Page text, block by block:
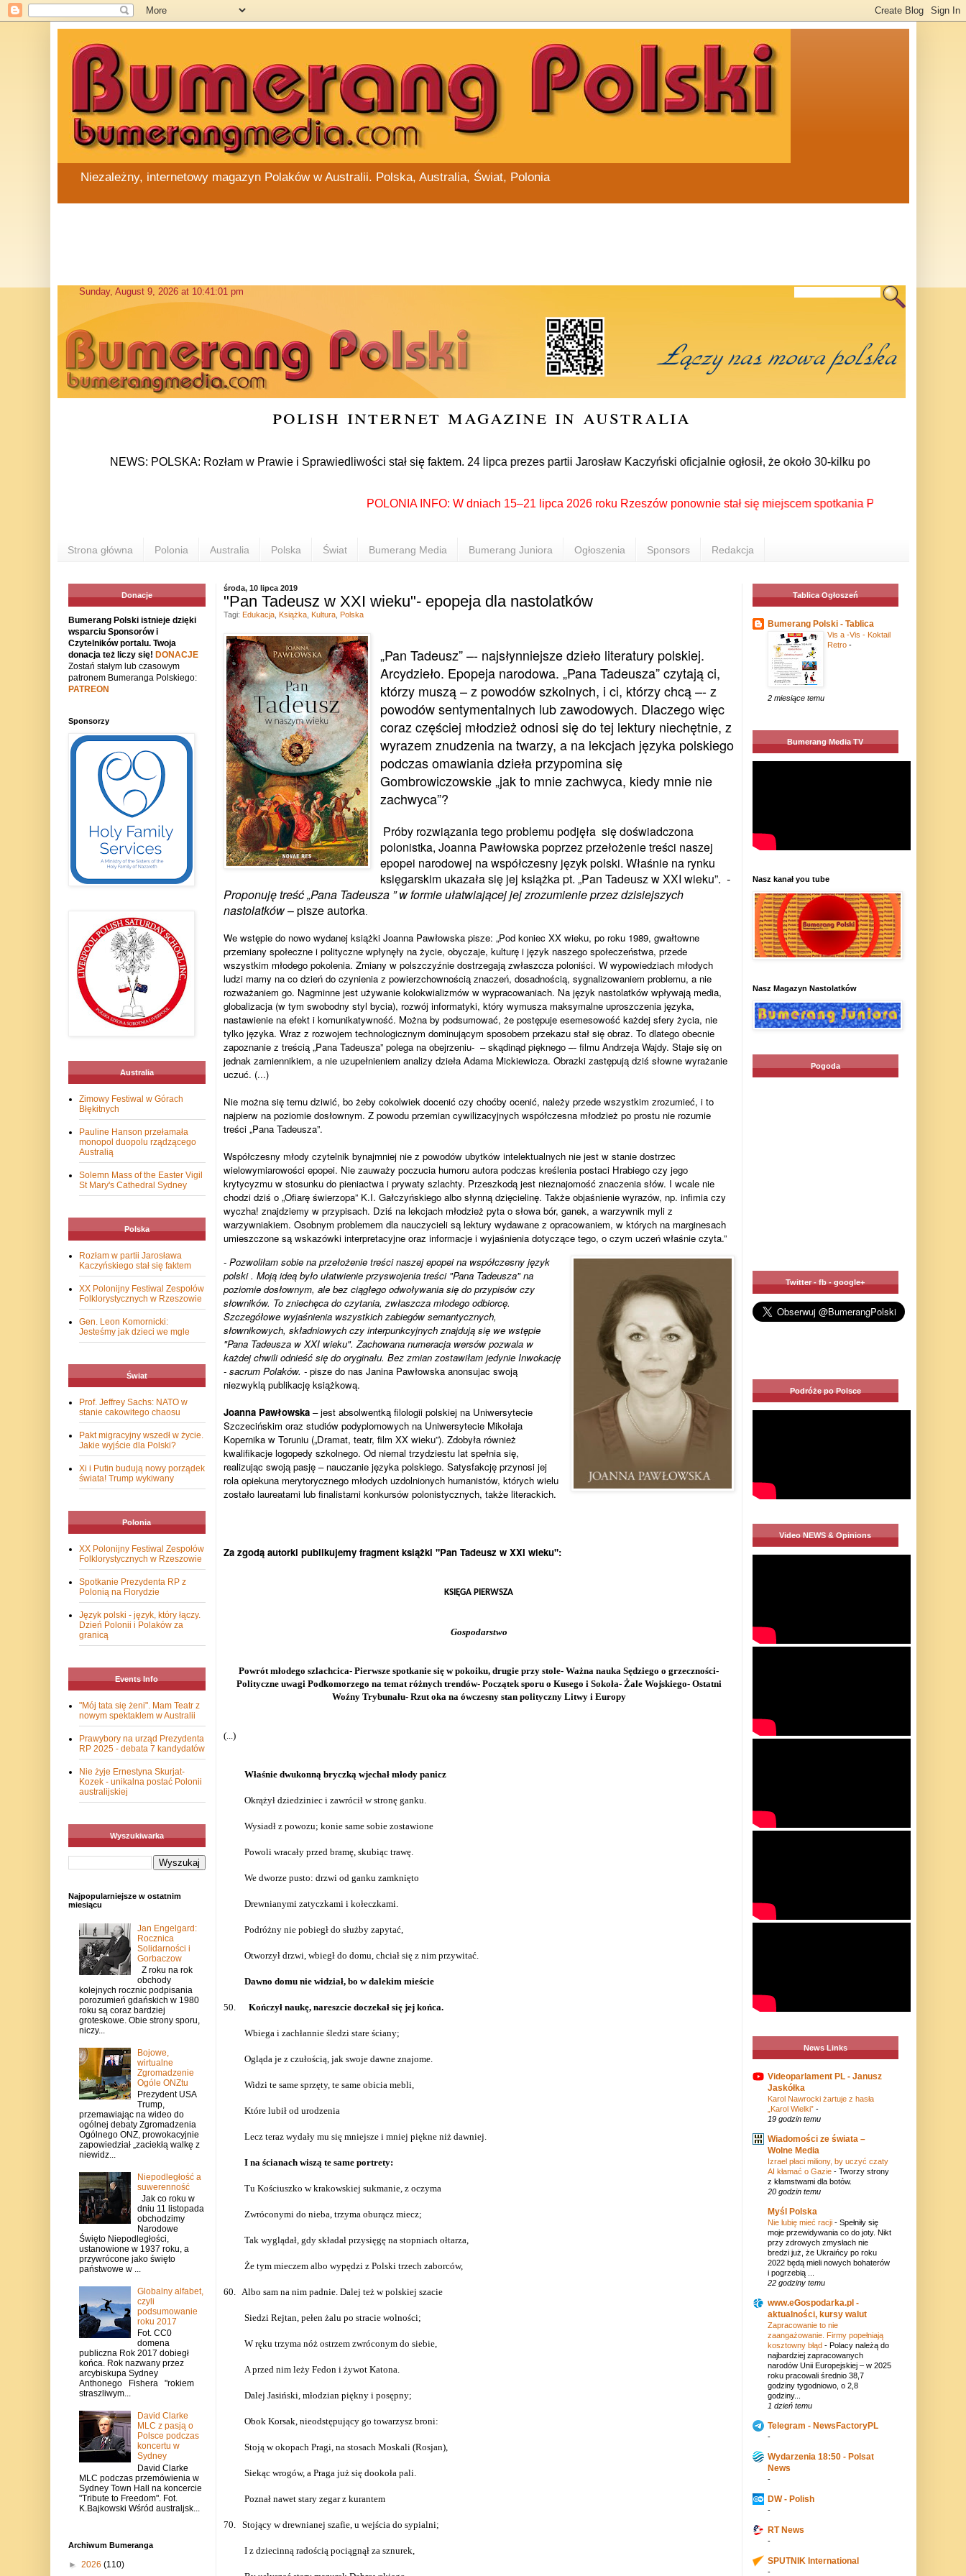
Niezależny, internetowy magazyn Polaków w Australii. Polska, Australia, Świat, Polonia
polish internet magazine in australia
NEWS: POLSKA: Rozłam w Prawie i Sprawiedliwości stał się faktem. 24 lipca prezes partii Jarosław Kaczyński oficjalnie ogłosił, że około 30-kilku posłów
POLONIA INFO: W dniach 15–21 lipca 2026 roku Rzeszów ponownie stał się miejscem spotkania Polonii z całego
Strona główna Polonia Australia Polska Świat Bumerang Media Bumerang Juniora Ogłoszenia Sponsors Redakcja
środa, 10 lipca 2019
"Pan Tadeusz w XXI wieku"- epopeja dla nastolatków
„Pan Tadeusz” –- najsłynniejsze dzieło literatury polskiej.
Arcydzieło. Epopeja narodowa. „Pana Tadeusza” czytają ci,
którzy muszą – z powodów szkolnych, i ci, którzy chcą –- z
powodów sentymentalnych lub zawodowych. Dlaczego więc
coraz częściej młodzież odnosi się do tej lektury niechętnie, z
wyrazem znudzenia na twarzy, a na lekcjach języka polskiego
podczas omawiania dzieła przypomina się
Gombrowiczowskie „jak to mnie zachwyca, kiedy mnie nie
zachwyca”?
Próby rozwiązania tego problemu podjęła się doświadczona
polonistka, Joanna Pawłowska poprzez przełożenie treści naszej
epopei narodowej na współczesny język polski. Właśnie na rynku
księgarskim ukazała się jej książka pt. „Pan Tadeusz w XXI wieku”. -
Proponuję treść „Pana Tadeusza ” w formie ułatwiającej jej zrozumienie przez dzisiejszych
nastolatków– pisze autorka.
We wstępie do nowo wydanej książki Joanna Pawłowska pisze: „Pod koniec XX wieku, po roku 1989, gwałtowne
przemiany społeczne i polityczne wpłynęły na życie, obyczaje, kulturę i język naszego społeczeństwa, przede
wszystkim młodego pokolenia. Zmiany w polszczyźnie dostrzegają zwłaszcza poloniści. W wypowiedziach młodych
ludzi mamy na co dzień do czynienia z powierzchownością znaczeń, dosadnością, sygnalizowaniem problemu, a nie
rozważaniem go. Nagminne jest używanie kolokwializmów w wypracowaniach. Na język nastolatków wpływają media,
globalizacja (w tym swobodny styl bycia), rozwój informatyki, który wymusza maksymalne uproszczenia języka,
nastawienie na efekt i komunikatywność. Można by podsumować, że postępuje esemesowość każdej sfery życia, nie
tylko języka. Wraz z rozwojem technologicznym dominującym sposobem przekazu stał się obraz. To dlatego obecnie
zapoznanie z treścią „Pana Tadeusza” polega na obejrzeniu- – skądinąd pięknego –- filmu Andrzeja Wajdy. Staje się on
jednak zamiennikiem, a nie uzupełnieniem analizy dzieła Adama Mickiewicza. Obrazki zastępują dziś słowne wyrażanie
uczuć. (...)
Nie można się temu dziwić, bo żeby cokolwiek docenić czy choćby ocenić, należy przede wszystkim zrozumieć, i to
najpierw na poziomie dosłownym. Z powodu przemian cywilizacyjnych współczesna młodzież po prostu nie rozumie
treści „Pana Tadeusza”.
Współczesny młody czytelnik bynajmniej nie z powodów ubytków intelektualnych nie jest w stanie dostrzec
wielowymiarowości epopei. Nie zauważy poczucia humoru autora podczas kreślenia postaci Hrabiego czy jego
krytycyzmu w stosunku do pieniactwa i prywaty szlachty. Przeszkodą jest nieznajomość znaczenia słów. I wcale nie
chodzi dziś o „Ofiarę świerzopa” K.I. Gałczyńskiego albo słynną dzięcielinę. Także objaśnienie wyrazów, np. infimia czy
wyczha! znajdziemy w przypisach. Dziś na lekcjach młodzież pyta o słowa bór, ganek, a warzywnik myli z
warzywniakiem. Osobnym problemem dla nauczycieli są lektury wydawane z opracowaniem, w których na marginesach
umieszczone są wskazówki interpretacyjne oraz informacje i wyjaśnienia dotyczące tego, o czym uczeń właśnie czyta.”
- Pozwoliłam sobie na przełożenie treści naszej epopei na współczesny język
polski . Moją ideą było ułatwienie przyswojenia treści "Pana Tadeusza" na
poziomie dosłownym, ale bez ciągłego odwoływania się do przypisów czy
słowników. To zniechęca do czytania, zwłaszcza młodego odbiorcę.
Szczegółowe wyjaśnienia wszystkich zabiegów semantycznych,
słownikowych, składniowych czy interpunkcyjnych znajdują się we wstępie
"Pana Tadeusza w XXI wieku". Zachowana numeracja wersów pozwala w
każdej chwili odnieść się do oryginału. Bez zmian zostawiłam jedynie Inwokację
- sacrum Polaków. -pisze do nas Janina Pawłowska anonsujac swoją
niezwyklą publikację książkową.
Joanna Pawłowska– jest absolwentką filologii polskiej na Uniwersytecie
Szczecińskim oraz studiów podyplomowych na Uniwersytecie Mikołaja
Kopernika w Toruniu („Dramat, teatr, film XX wieku”). Zdobyła również
kwalifikacje logopedy szkolnego. Od niemal trzydziestu lat spełnia się,
realizując swoją pasję – nauczanie języka polskiego. Satysfakcję przynosi jej
rola opiekuna merytorycznego młodych uzdolnionych humanistów, których wielu
zostało laureatami lub finalistami konkursów polonistycznych, także literackich.
Za zgodą autorki publikujemy fragment książki "Pan Tadeusz w XXI wieku":
KSIĘGA PIERWSZA
Gospodarstwo
Powrót młodego szlachcica- Pierwsze spotkanie się w pokoiku, drugie przy stole- Ważna nauka Sędziego o grzeczności-
Polityczne uwagi Podkomorzego na temat różnych trendów- Początek sporu o Kusego i Sokoła- Żale Wojskiego- Ostatni
Woźny Trybunału- Rzut oka na ówczesny stan polityczny Litwy i Europy
(...)
Właśnie dwukonną bryczką wjechał młody panicz
Okrążył dziedziniec i zawrócił w stronę ganku.
Wysiadł z powozu; konie same sobie zostawione
Powoli wracały przed bramę, skubiąc trawę.
We dworze pusto: drzwi od ganku zamknięto
Drewnianymi zatyczkami i kołeczkami.
Podróżny nie pobiegł do służby zapytać,
Otworzył drzwi, wbiegł do domu, chciał się z nim przywitać.
Dawno domu nie widział, bo w dalekim mieście
50. Kończył naukę, nareszcie doczekał się jej końca.
Wbiega i zachłannie śledzi stare ściany;
Ogląda je z czułością, jak swoje dawne znajome.
Widzi te same sprzęty, te same obicia mebli,
Które lubił od urodzenia
Lecz teraz wydały mu się mniejsze i mniej piękne niż dawniej.
I na ścianach wiszą te same portrety:
Tu Kościuszko w krakowskiej sukmanie, z oczyma
Zwróconymi do nieba, trzyma oburącz miecz;
Tak wyglądał, gdy składał przysięgę na stopniach ołtarza,
Że tym mieczem albo wypędzi z Polski trzech zaborców,
60. Albo sam na nim padnie. Dalej też w polskiej szacie
Siedzi Rejtan, pełen żalu po stracie wolności;
W ręku trzyma nóż ostrzem zwróconym do siebie,
A przed nim leży Fedon i żywot Katona.
Dalej Jasiński, młodzian piękny i posępny;
Obok Korsak, nieodstępujący go towarzysz broni:
Stoją w okopach Pragi, na stosach Moskali (Rosjan),
Siekąc wrogów, a Praga już się dookoła pali.
Poznał nawet stary zegar z kurantem
70. Stojący w drewnianej szafie, u wejścia do sypialni;
I z dziecinną radością pociągnął za sznurek,
Tagi: Edukacja, Książka, Kultura, Polska
Donacje
Bumerang Polski istnieje dzięki
wsparciu Sponsorów i
Czytelników portalu. Twoja
donacja też liczy się! DONACJE
Zostań stałym lub czasowym
patronem Bumeranga Polskiego:
PATREON
Sponsorzy
Australia
Zimowy Festiwal w Górach
Błękitnych
Pauline Hanson przełamała
monopol duopolu rządzącego
Australią
Solemn Mass of the Easter Vigil
St Mary's Cathedral Sydney
Polska
Rozłam w partii Jarosława
Kaczyńskiego stał się faktem
XX Polonijny Festiwal Zespołów
Folklorystycznych w Rzeszowie
Gen. Leon Komornicki:
Jesteśmy jak dzieci we mgle
Świat
Prof. Jeffrey Sachs: NATO w
stanie cakowitego chaosu
Pakt migracyjny wszedł w życie.
Jakie wyjście dla Polski?
Xi i Putin budują nowy porządek
świata! Trump wykiwany
Polonia
XX Polonijny Festiwal Zespołów
Folklorystycznych w Rzeszowie
Spotkanie Prezydenta RP z
Polonią na Florydzie
Język polski - język, który łączy.
Dzień Polonii i Polaków za
granicą
Events Info
"Mój tata się żeni". Mam Teatr z
nowym spektaklem w Australii
Prawybory na urząd Prezydenta
RP 2025 - debata 7 kandydatów
Nie żyje Ernestyna Skurjat-
Kozek - unikalna postać Polonii
australijskiej
Wyszukiwarka
Najpopularniejsze w ostatnim
miesiącu
Jan Engelgard:
Rocznica
Solidarności i
Gorbaczow
Z roku na rok
obchody
kolejnych rocznic podpisania
porozumień gdańskich w 1980
roku są coraz bardziej
groteskowe. Obie strony sporu,
niczy...
Bojowe,
wirtualne
Zgromadzenie
Ogóle ONZtu
Prezydent USA
Trump,
przemawiając na wideo do
ogólnej debaty Zgromadzenia
Ogólnego ONZ, prowokacyjnie
zapowiedział „zaciekłą walkę z
niewidz...
Niepodległość a
suwerenność
Jak co roku w
dniu 11 listopada
obchodzimy
Narodowe
Święto Niepodległości,
ustanowione w 1937 roku, a
przywrócone jako święto
państwowe w ...
Globalny alfabet,
czyli
podsumowanie
roku 2017
Fot. CC0
domena
publiczna Rok 2017 dobiegł
końca. Rok nazwany przez
arcybiskupa Sydney
Anthonego Fishera "rokiem
straszliwym...
David Clarke
MLC z pasją o
Polsce podczas
koncertu w
Sydney
David Clarke
MLC podczas przemówienia w
Sydney Town Hall na koncercie
"Tribute to Freedom". Fot.
K.Bajkowski Wśród australjsk...
Archiwum Bumeranga
► 2026 (110)
Tablica Ogłoszeń
Bumerang Polski - Tablica
Vis a -Vis - Koktail
Retro -
2 miesiące temu
Bumerang Media TV
Nasz kanał you tube
Nasz Magazyn Nastolatków
Pogoda
Twitter - fb - google+
Podróże po Polsce
Video NEWS & Opinions
News Links
Videoparlament PL - Janusz
Jaskółka
Karol Nawrocki żartuje z hasła
„Karol Wielki” -
19 godzin temu
Wiadomości ze świata –
Wolne Media
Izrael płaci miliony, by uczyć czaty
AI kłamać o Gazie - Tworzy strony
z kłamstwami dla botów.
20 godzin temu
Myśl Polska
Nie lubię mieć racji - Spełniły się
moje przewidywania co do joty. Nikt
przy zdrowych zmysłach nie
bredzi już, że Ukraińcy po roku
2022 będą mieli nowych bohaterów
i pogrzebią ...
22 godziny temu
www.eGospodarka.pl -
aktualności, kursy walut
Zapracowanie to nie
zaangażowanie. Firmy popełniają
kosztowny błąd - Polacy należą do
najbardziej zapracowanych
narodów Unii Europejskiej – w 2025
roku pracowali średnio 38,7
godziny tygodniowo, o 2,8
godziny...
1 dzień temu
Telegram - NewsFactoryPL
-
Wydarzenia 18:50 - Polsat
News
-
DW - Polish
-
RT News
-
SPUTNIK International
-